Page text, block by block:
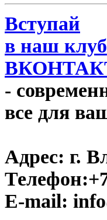
Вступай
в наш клуб
-
все для
Адрес: г.
Телефон:
E-mail: